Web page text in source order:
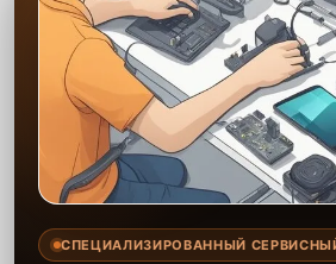
СПЕЦИАЛИЗИРОВАННЫЙ